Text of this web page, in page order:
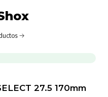
27.5 170mm